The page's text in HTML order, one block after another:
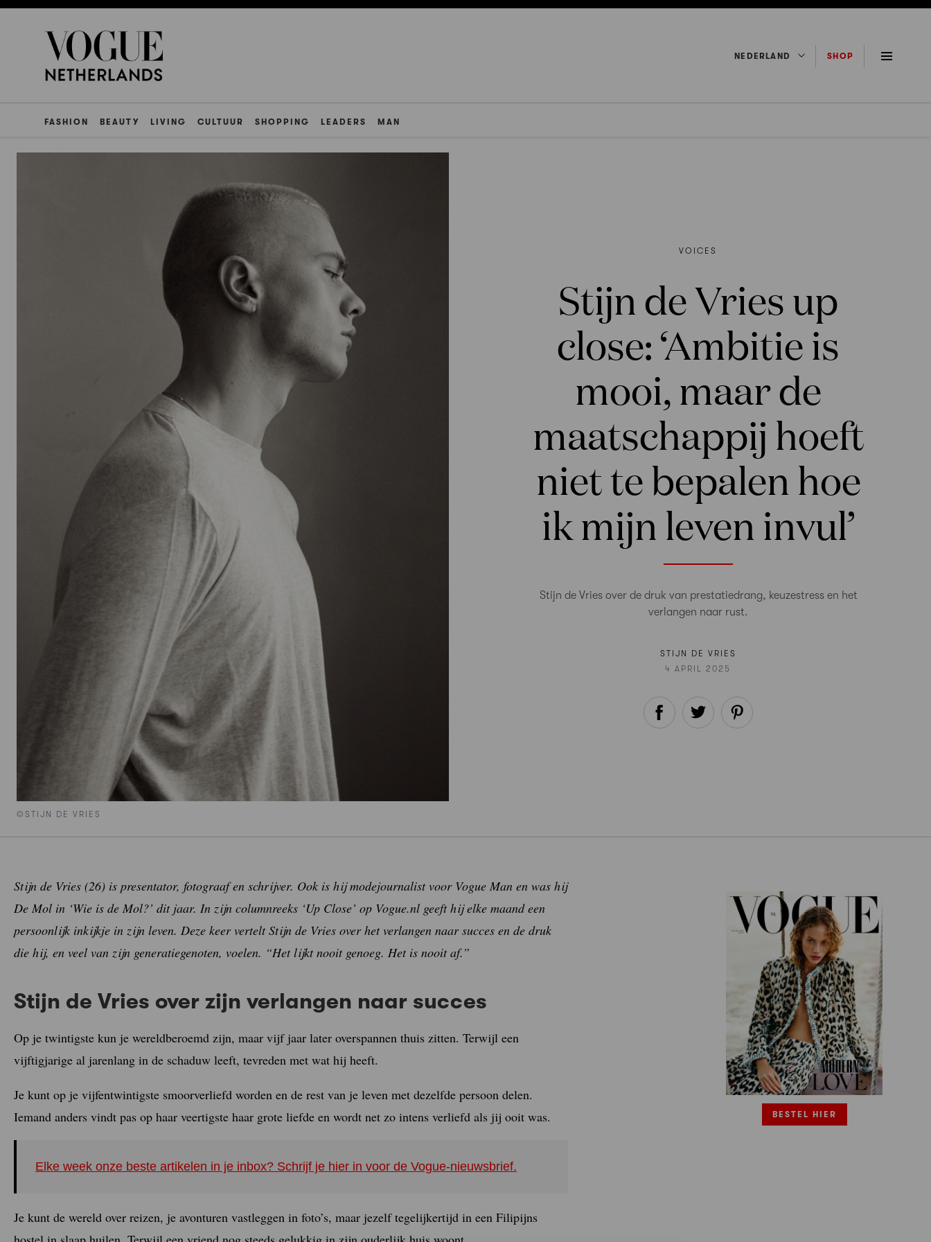
NEDERLAND SHOP
FASHION BEAUTY LIVING CULTUUR SHOPPING LEADERS MAN
©STIJN DE VRIES
VOICES
Stijn de Vries up
close: ‘Ambitie is
mooi, maar de
maatschappij hoeft
niet te bepalen hoe
ik mijn leven invul’
Stijn de Vries over de druk van prestatiedrang, keuzestress en het
verlangen naar rust.
STIJN DE VRIES
4 APRIL 2025
Stijn de Vries (26) is presentator, fotograaf en schrijver. Ook is hij modejournalist voor Vogue Man en was hij
De Mol in ‘Wie is de Mol?’ dit jaar. In zijn columnreeks ‘Up Close’ op Vogue.nl geeft hij elke maand een
persoonlijk inkijkje in zijn leven. Deze keer vertelt Stijn de Vries over het verlangen naar succes en de druk
die hij, en veel van zijn generatiegenoten, voelen. “Het lijkt nooit genoeg. Het is nooit af.”
Stijn de Vries over zijn verlangen naar succes
Op je twintigste kun je wereldberoemd zijn, maar vijf jaar later overspannen thuis zitten. Terwijl een
vijftigjarige al jarenlang in de schaduw leeft, tevreden met wat hij heeft.
Je kunt op je vijfentwintigste smoorverliefd worden en de rest van je leven met dezelfde persoon delen.
Iemand anders vindt pas op haar veertigste haar grote liefde en wordt net zo intens verliefd als jij ooit was.
Elke week onze beste artikelen in je inbox? Schrijf je hier in voor de Vogue-nieuwsbrief.
Je kunt de wereld over reizen, je avonturen vastleggen in foto’s, maar jezelf tegelijkertijd in een Filipijns
BESTEL HIER